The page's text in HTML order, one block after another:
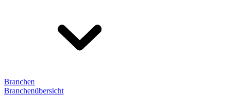
Branchen
Branchenübersicht